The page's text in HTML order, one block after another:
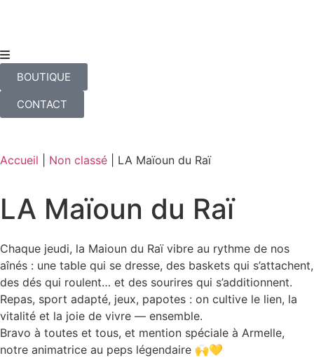
BOUTIQUE
CONTACT
Accueil Non classé LA Maïoun du Raï
LA Maïoun du Raï
Chaque jeudi, la Maioun du Raï vibre au rythme de nos
aînés : une table qui se dresse, des baskets qui s’attachent,
des dés qui roulent… et des sourires qui s’additionnent.
Repas, sport adapté, jeux, papotes : on cultive le lien, la
vitalité et la joie de vivre — ensemble.
Bravo à toutes et tous, et mention spéciale à Armelle,
notre animatrice au peps légendaire 🙌💛